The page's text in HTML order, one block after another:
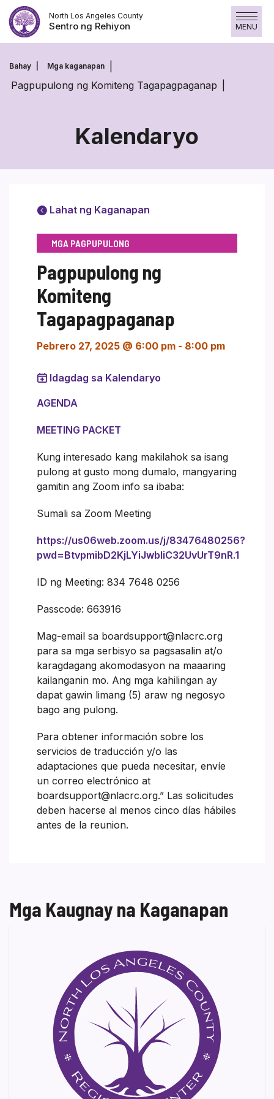
Laktawan
ang
nilalaman
North Los Angeles County
Sentro ng Rehiyon MENU
Bahay Mga kaganapan
Pagpupulong ng Komiteng Tagapagpaganap
Kalendaryo
Lahat ng Kaganapan
MGA PAGPUPULONG
Pagpupulong ng
Komiteng
Tagapagpaganap
Pebrero 27, 2025 @ 6:00 pm - 8:00 pm
Idagdag sa Kalendaryo
AGENDA
MEETING PACKET
Kung interesado kang makilahok sa isang
pulong at gusto mong dumalo, mangyaring
gamitin ang Zoom info sa ibaba:
Sumali sa Zoom Meeting
https://us06web.zoom.us/j/83476480256?
pwd=BtvpmibD2KjLYiJwbIiC32UvUrT9nR.1
ID ng Meeting: 834 7648 0256
Passcode: 663916
Mag-email sa boardsupport@nlacrc.org
para sa mga serbisyo sa pagsasalin at/o
karagdagang akomodasyon na maaaring
kailanganin mo. Ang mga kahilingan ay
dapat gawin limang (5) araw ng negosyo
bago ang pulong.
Para obtener información sobre los
servicios de traducción y/o las
adaptaciones que pueda necesitar, envíe
un correo electrónico at
boardsupport@nlacrc.org.” Las solicitudes
deben hacerse al menos cinco días hábiles
antes de la reunion.
Mga Kaugnay na Kaganapan